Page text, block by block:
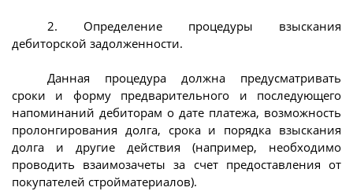
2. Определение процедуры взыскания
дебиторской задолженности.
Данная процедура должна предусматривать
сроки и форму предварительного и последующего
напоминаний дебиторам о дате платежа, возможность
пролонгирования долга, срока и порядка взыскания
долга и другие действия (например, необходимо
проводить взаимозачеты за счет предоставления от
покупателей стройматериалов).